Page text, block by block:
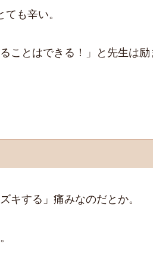
も辛い。
ことはできる！」と先生は励
キする」痛みなのだとか。